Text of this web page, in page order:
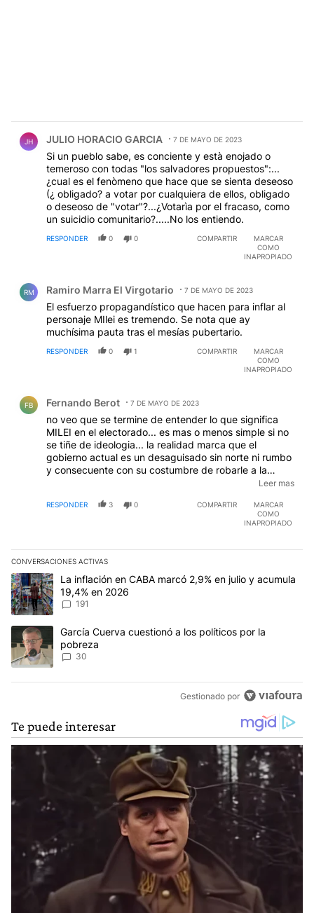
JH JULIO HORACIO GARCIA 7 DE MAYO DE 2023
Si un pueblo sabe, es conciente y està enojado o
temeroso con todas "los salvadores propuestos":...
¿cual es el fenòmeno que hace que se sienta deseoso
(¿ obligado? a votar por cualquiera de ellos, obligado
o deseoso de "votar"?...¿Votarìa por el fracaso, como
un suicidio comunitario?.....No los entiendo.
RESPONDER 0 0 COMPARTIR
MARCAR
COMO
INAPROPIADO
RM Ramiro Marra El Virgotario 7 DE MAYO DE 2023
El esfuerzo propagandístico que hacen para inflar al
personaje MIlei es tremendo. Se nota que ay
muchísima pauta tras el mesías pubertario.
RESPONDER 0 1 COMPARTIR
MARCAR
COMO
INAPROPIADO
FB Fernando Berot 7 DE MAYO DE 2023
no veo que se termine de entender lo que significa
MILEI en el electorado... es mas o menos simple si no
se tiñe de ideologia... la realidad marca que el
gobierno actual es un desaguisado sin norte ni rumbo
y consecuente con su costumbre de robarle a la
gente su presente y su futuro... lo de macri fue
vio su futuro licuado por su incompetencia y falta de
liderazgo... solo queda MILEI y mal que les pese a
echarle la culpa a otro o refugiarse en las herencias
pasadas.. .MILEI VA A GANAR y por eso todos los
pseudo periodistas pagados por quien sabe quien
estan fogoneando su persona y buscandole "el pelo al
huevo"
Leer mas
RESPONDER 3 0 COMPARTIR
MARCAR
COMO
INAPROPIADO
CONVERSACIONES ACTIVAS
Este listado muestra los artículos con más comentarios en los
Un artículo de tendencia con el título "La inflación en CABA
La inflación en CABA marcó 2,9% en julio y acumula
19,4% en 2026
191
Un artículo de tendencia con el título "García Cuerva cuestionó
García Cuerva cuestionó a los políticos por la
pobreza
30
Gestionado por